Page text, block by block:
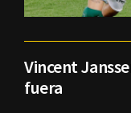
Vincent
fuera